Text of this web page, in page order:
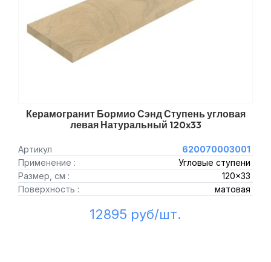
Керамогранит Бормио Сэнд Ступень угловая
левая Натуральный 120x33
Артикул
620070003001
Применение :
Угловые ступени
Размер, см :
120x33
Поверхность :
матовая
12895 руб/шт.